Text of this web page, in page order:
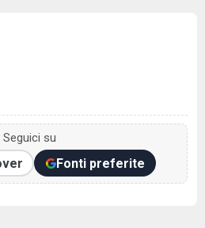
Seguici su
Fonti preferite